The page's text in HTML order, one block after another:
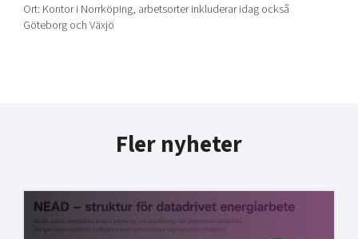
Ort: Kontor i Norrköping, arbetsorter inkluderar idag också
Göteborg och Växjö
Fler nyheter